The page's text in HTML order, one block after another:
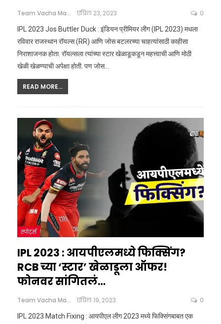
Team Vacha Marathi एप्रिल 23, 2023 0
IPL 2023 Jos Buttler Duck : इंडियन प्रीमियर लीग (IPL 2023) मधला
रविवार राजस्थान रॉयल्स (RR) आणि जोस बटलरच्या चाहत्यांसाठी काहीसा
निराशाजनक होता. रॉयल्सला त्यांच्या स्टार खेळाडूकडून महत्त्वाची आणि मोठी
खेळी खेळण्याची अपेक्षा होती. पण जोस…
READ MORE...
स्पोर्ट्स
IPL 2023 : आयपीएलमध्ये फिक्सिंग?
RCB च्या ‘स्टार’ खेळाडूला ऑफर!
फोनवर सांगितलं…
Team Vacha Marathi एप्रिल 19, 2023 0
IPL 2023 Match Fixing : आयपीएल लीग 2023 मध्ये फिक्सिंगबाबत एक